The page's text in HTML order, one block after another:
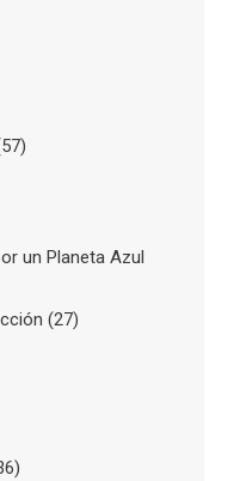
un Planeta Azul
(27)